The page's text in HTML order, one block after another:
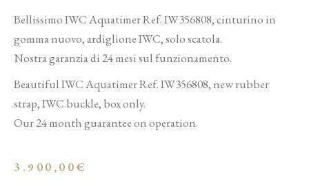
Bellissimo IWC Aquatimer Ref. IW356808, cinturino in
gomma nuovo, ardiglione IWC, solo scatola.
Nostra garanzia di 24 mesi sul funzionamento.
Beautiful IWC Aquatimer Ref. IW356808, new rubber
strap, IWC buckle, box only.
Our 24 month guarantee on operation.
3.900,00€